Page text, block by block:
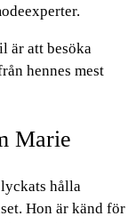
är att besöka
hennes mest
Marie
hålla
Hon är känd för